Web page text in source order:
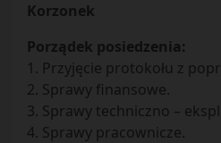
Korzonek
Porządek posiedzenia:
1. Przyjęcie protokołu z
2. Sprawy finansowe.
3. Sprawy techniczno –
4. Sprawy pracownicze.